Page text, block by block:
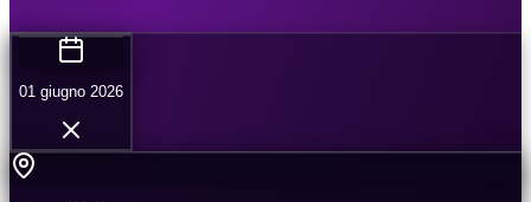
01 giugno 2026